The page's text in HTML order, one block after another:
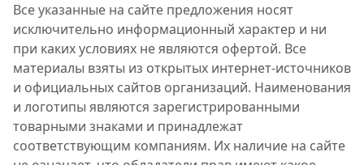
Все указанные на сайте предложения носят
исключительно информационный характер и ни
при каких условиях не являются офертой. Все
материалы взяты из открытых интернет-источников
и официальных сайтов организаций. Наименования
и логотипы являются зарегистрированными
товарными знаками и принадлежат
соответствующим компаниям. Их наличие на сайте